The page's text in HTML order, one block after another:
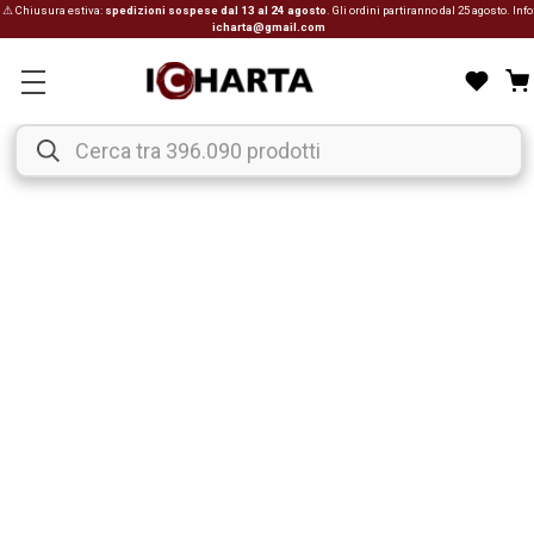
⚠ Chiusura estiva: spedizioni sospese dal 13 al 24 agosto . Gli ordini partiranno dal 25 agosto. Info:
icharta@gmail.com